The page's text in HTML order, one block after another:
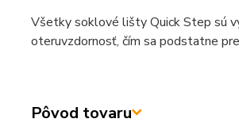
Všetky soklové lišty Quick Step sú
oteruvzdornosť, čím sa podstatne
Pôvod tovaru